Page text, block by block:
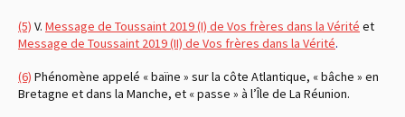
(5) V. Message de Toussaint 2019 (I) de Vos frères dans la Vérité et
Message de Toussaint 2019 (II) de Vos frères dans la Vérité.
(6) Phénomène appelé « baïne » sur la côte Atlantique, « bâche » en
Bretagne et dans la Manche, et « passe » à l’Île de La Réunion.